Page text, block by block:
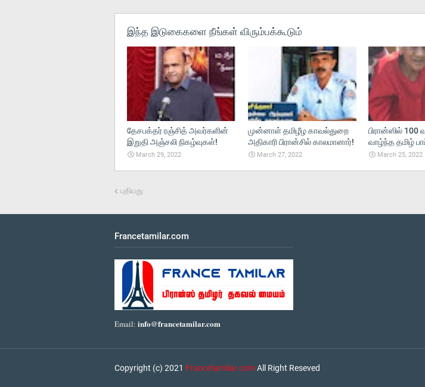
இந்த இடுகைகளை நீங்கள் விரும்பக்கூடும்
தேசபக்தர் ரஞ்சித் அவர்களின்
இறுதி அஞ்சலி நிகழ்வுகள்!
March 29, 2022
முன்னாள் தமிழீழ காவல்துறை
அதிகாரி பிரான்சில் காலமானார்!
March 27, 2022
பிரான்ஸில் 100
வாழ்ந்த தமிழ்
March 25, 2022
புதியது
Francetamilar.com
Email: info@francetamilar.com
Copyright (c) 2021 Francetamilar.comAll Right Reseved